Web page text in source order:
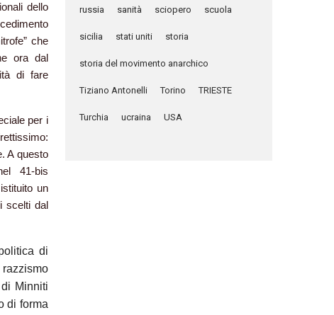
dello
che
ora dal
di fare
per i
A questo
41-bis
un
scelti dal
di
Minniti
di forma
russia sanità sciopero scuola
sicilia stati uniti storia
storia del movimento anarchico
Tiziano Antonelli Torino TRIESTE
Turchia ucraina USA